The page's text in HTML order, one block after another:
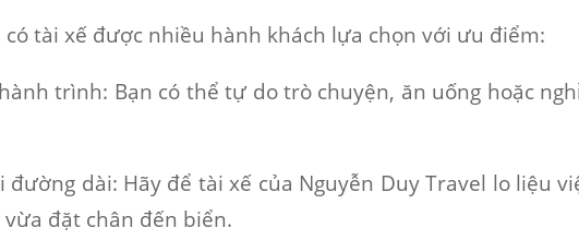
có tài xế được nhiều hành khách lựa chọn với ưu điểm:
trình: Bạn có thể tự do trò chuyện, ăn uống hoặc
đường dài: Hãy để tài xế của Nguyễn Duy Travel lo liệu
đặt chân đến biển.